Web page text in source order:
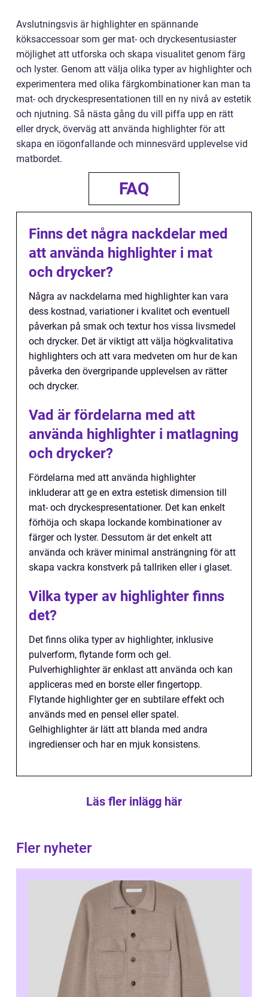
Avslutningsvis är highlighter en spännande
köksaccessoar som ger mat- och dryckesentusiaster
möjlighet att utforska och skapa visualitet genom färg
och lyster. Genom att välja olika typer av highlighter och
experimentera med olika färgkombinationer kan man ta
mat- och dryckespresentationen till en ny nivå av estetik
och njutning. Så nästa gång du vill piffa upp en rätt
eller dryck, överväg att använda highlighter för att
skapa en iögonfallande och minnesvärd upplevelse vid
matbordet.
FAQ
Finns det några nackdelar med
att använda highlighter i mat
och drycker?
Några av nackdelarna med highlighter kan vara
dess kostnad, variationer i kvalitet och eventuell
påverkan på smak och textur hos vissa livsmedel
och drycker. Det är viktigt att välja högkvalitativa
highlighters och att vara medveten om hur de kan
påverka den övergripande upplevelsen av rätter
och drycker.
Vad är fördelarna med att
använda highlighter i matlagning
och drycker?
Fördelarna med att använda highlighter
inkluderar att ge en extra estetisk dimension till
mat- och dryckespresentationer. Det kan enkelt
förhöja och skapa lockande kombinationer av
färger och lyster. Dessutom är det enkelt att
använda och kräver minimal ansträngning för att
skapa vackra konstverk på tallriken eller i glaset.
Vilka typer av highlighter finns
det?
Det finns olika typer av highlighter, inklusive
pulverform, flytande form och gel.
Pulverhighlighter är enklast att använda och kan
appliceras med en borste eller fingertopp.
Flytande highlighter ger en subtilare effekt och
används med en pensel eller spatel.
Gelhighlighter är lätt att blanda med andra
ingredienser och har en mjuk konsistens.
Läs fler inlägg här
Fler nyheter